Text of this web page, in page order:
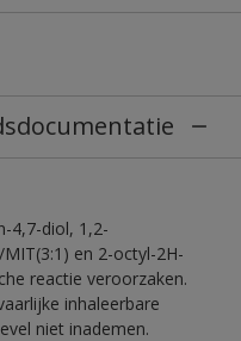
4,7-diol, 1,2-
en 2-octyl-2H-
reactie veroorzaken.
inhaleerbare
niet inademen.